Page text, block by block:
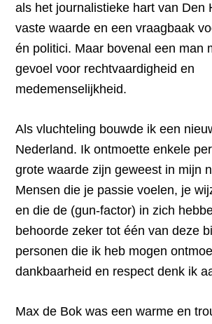
als het journalistieke hart van Den
vaste waarde en een vraagbaak
én politici. Maar bovenal een man
gevoel voor rechtvaardigheid en
medemenselijkheid.
Als vluchteling bouwde ik een
Nederland. Ik ontmoette enkele
grote waarde zijn geweest in mijn
Mensen die je passie voelen, je
en die de (gun-factor) in zich
behoorde zeker tot één van deze
personen die ik heb mogen
dankbaarheid en respect denk ik
Max de Bok was een warme en